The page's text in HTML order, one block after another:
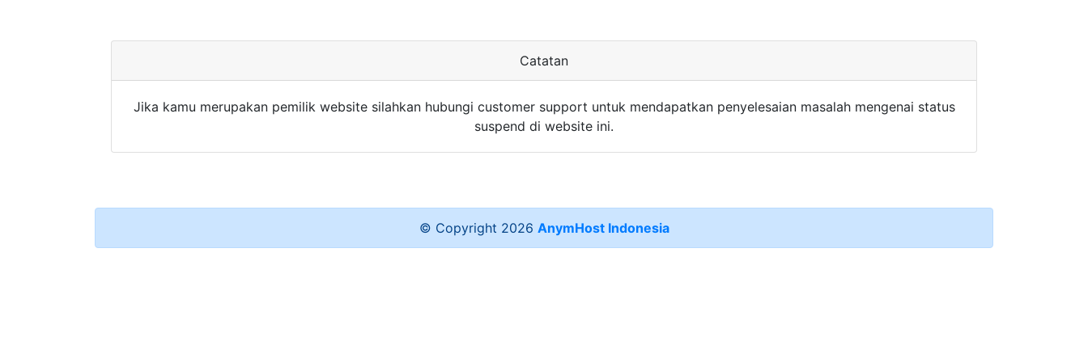
Catatan
Jika kamu merupakan pemilik website silahkan hubungi customer support untuk mendapatkan penyelesaian masalah mengenai status
suspend di website ini.
© Copyright 2026 AnymHost Indonesia